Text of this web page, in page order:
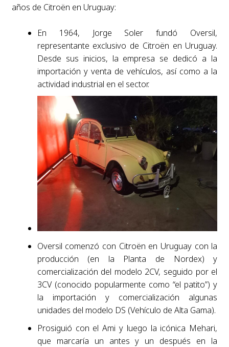
años de Citroën en Uruguay:
En 1964, Jorge Soler fundó Oversil,
representante exclusivo de Citroën en Uruguay.
Desde sus inicios, la empresa se dedicó a la
importación y venta de vehículos, así como a la
actividad industrial en el sector.
Oversil comenzó con Citroën en Uruguay con la
producción (en la Planta de Nordex) y
comercialización del modelo 2CV, seguido por el
3CV (conocido popularmente como “el patito”) y
la importación y comercialización algunas
unidades del modelo DS (Vehículo de Alta Gama).
Prosiguió con el Ami y luego la icónica Mehari,
que marcaría un antes y un después en la